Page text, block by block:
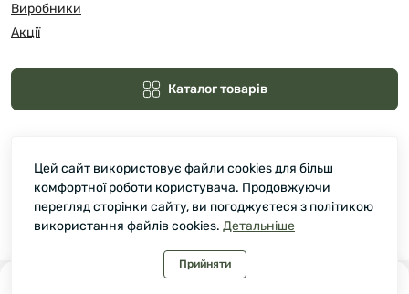
0
Виробники
Акції
Каталог товарів
Зелмарт © 2026
Цей сайт використовує файли cookies для більш
комфортної роботи користувача. Продовжуючи
перегляд сторінки сайту, ви погоджуєтеся з політикою
використання файлів cookies. Детальніше
Прийняти